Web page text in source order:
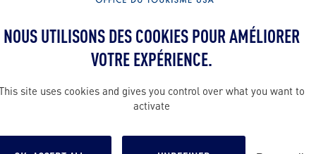
NOUS UTILISONS DES COOKIES POUR AMÉLIORER
VOTRE EXPÉRIENCE.
This site uses cookies and gives you control over what you want to
activate